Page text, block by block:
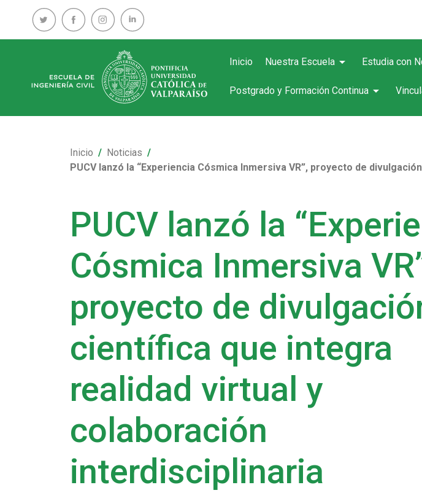
Inicio Nuestra Escuela arrow_drop_down Estudia con
Postgrado y Formación Continua arrow_drop_down
Inicio
Noticias
PUCV lanzó la “Experiencia Cósmica Inmersiva VR”, proyecto de
PUCV lanzó la
Cósmica Inmersiva
proyecto de
científica que integra
realidad virtual y
colaboración
interdisciplinaria